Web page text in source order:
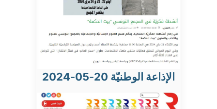
الإذاعة الوطنيّة 20-05-2024